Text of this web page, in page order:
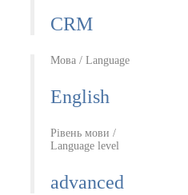
CRM
Мова / Language
English
Рівень мови /
Language level
advanced